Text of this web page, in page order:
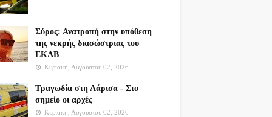
Σύρος: Ανατροπή στην υπόθεση
της νεκρής διασώστριας του
ΕΚΑΒ
Κυριακή, Αυγούστου 02, 2026
Τραγωδία στη Λάρισα - Στο
σημείο οι αρχές
Κυριακή, Αυγούστου 02, 2026